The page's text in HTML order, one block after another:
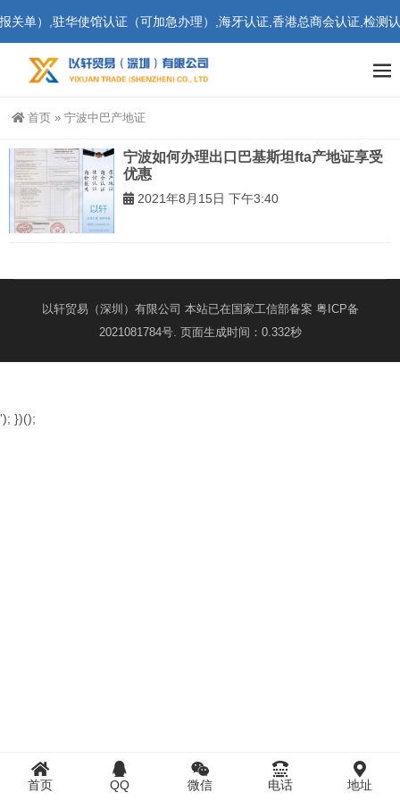
单）,驻华使馆认证（可加急办理）,海牙认证,香港总商会认证,检测
首页 » 宁波中巴产地证
宁波如何办理出口巴基斯坦fta产地证享受
优惠
2021年8月15日 下午3:40
以轩贸易（深圳）有限公司 本站已在国家工信部备案 粤ICP备
2021081784号. 页面生成时间：0.332秒
首页 QQ 微信 电话 地址
'); })();